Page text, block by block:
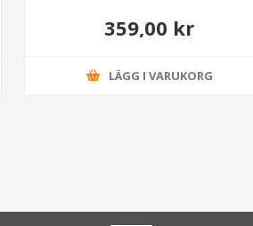
359,00 kr
LÄGG I VARUKORG